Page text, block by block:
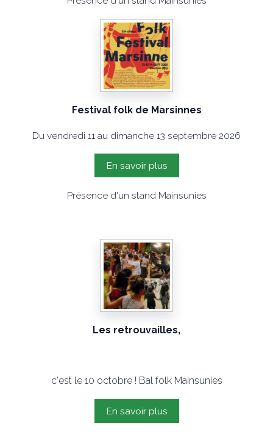
Festival folk de Marsinnes
Du vendredi 11 au dimanche 13 septembre 2026
En savoir plus
Présence d'un stand Mainsunies
Les retrouvailles,
c'est le 10 octobre ! Bal folk Mainsunies
En savoir plus